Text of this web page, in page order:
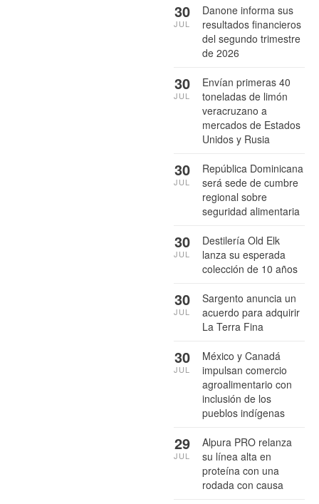
Danone informa sus
resultados financieros
del segundo trimestre
de 2026
30
JUL
Envían primeras 40
toneladas de limón
veracruzano a
mercados de Estados
Unidos y Rusia
30
JUL
República Dominicana
será sede de cumbre
regional sobre
seguridad alimentaria
30
JUL
Destilería Old Elk
lanza su esperada
colección de 10 años
30
JUL
Sargento anuncia un
acuerdo para adquirir
La Terra Fina
30
JUL
México y Canadá
impulsan comercio
agroalimentario con
inclusión de los
pueblos indígenas
30
JUL
Alpura PRO relanza
su línea alta en
proteína con una
rodada con causa
29
JUL